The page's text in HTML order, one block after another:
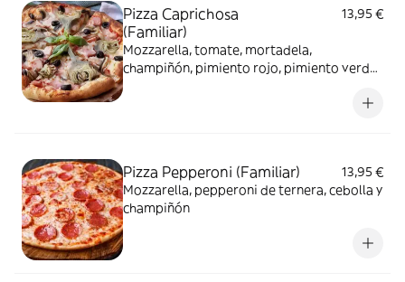
Pizza Caprichosa
(Familiar)
13,95 €
Mozzarella, tomate, mortadela,
champiñón, pimiento rojo, pimiento verde
Pizza Pepperoni (Familiar)
13,95 €
Mozzarella, pepperoni de ternera, cebolla y
champiñón